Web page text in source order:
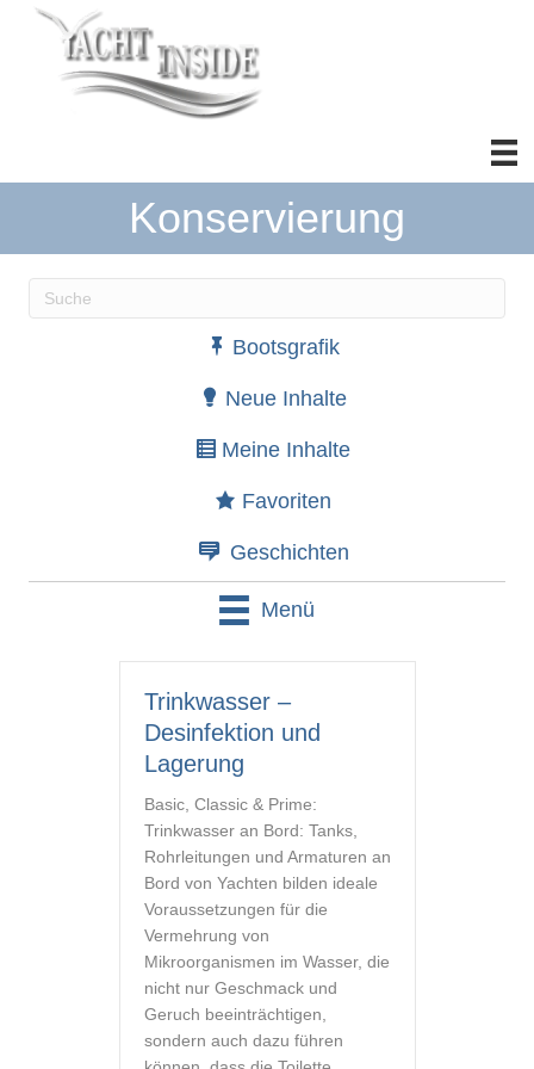
Konservierung
Wenn die Ergebnisse der automatischen
Bootsgrafik
Neue Inhalte
Meine Inhalte
Favoriten
Geschichten
Menü
Trinkwasser –
Desinfektion und
Lagerung
Basic, Classic & Prime:
Trinkwasser an Bord: Tanks,
Rohrleitungen und Armaturen an
Bord von Yachten bilden ideale
Voraussetzungen für die
Vermehrung von
Mikroorganismen im Wasser, die
nicht nur Geschmack und
Geruch beeinträchtigen,
sondern auch dazu führen